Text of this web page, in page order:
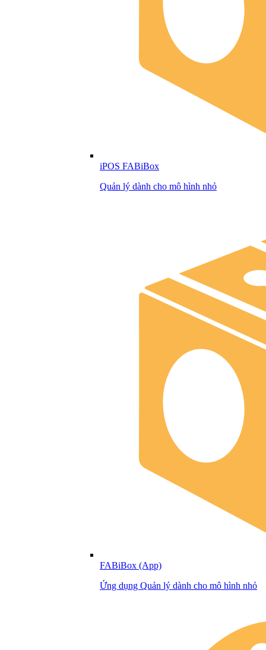
iPOS FABiBox
Quản lý dành cho mô hình nhỏ
FABiBox (App)
Ứng dụng Quản lý dành cho mô hình nhỏ